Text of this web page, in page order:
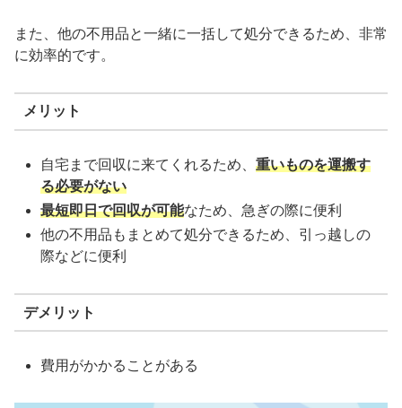
また、他の不用品と一緒に一括して処分できるため、非常
に効率的です。
メリット
自宅まで回収に来てくれるため、重いものを運搬す
る必要がない
最短即日で回収が可能なため、急ぎの際に便利
他の不用品もまとめて処分できるため、引っ越しの
際などに便利
デメリット
費用がかかることがある